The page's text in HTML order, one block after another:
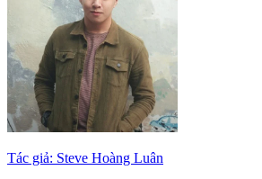
Tác giả: Steve Hoàng Luân